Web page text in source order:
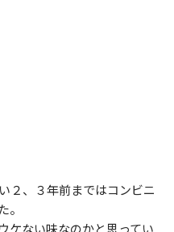
２、３年前まではコンビニ
。
ケない味なのかと思ってい